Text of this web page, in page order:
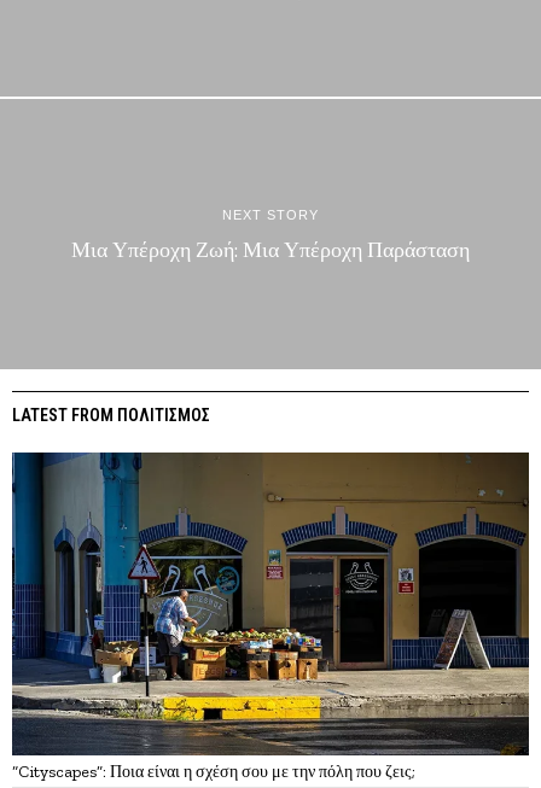
NEXT STORY
Μια Υπέροχη Ζωή: Μια Υπέροχη Παράσταση
LATEST FROM ΠΟΛΙΤΙΣΜΟΣ
“Cityscapes”: Ποια είναι η σχέση σου με την πόλη που ζεις;